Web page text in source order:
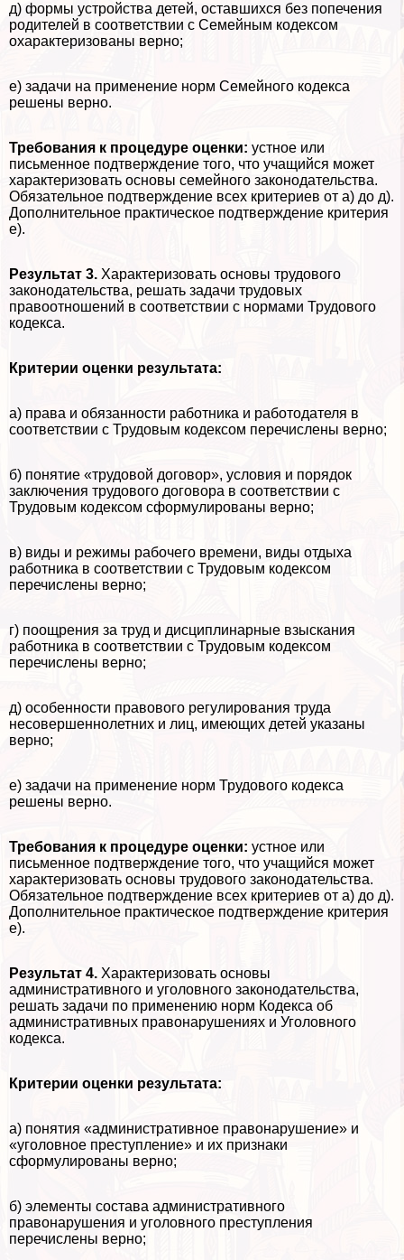
д) формы устройства детей, оставшихся без попечения
родителей в соответствии с Семейным кодексом
охаpaктеризованы верно;
е) задачи на применение норм Семейного кодекса
решены верно.
Требования к процедуре оценки: устное или
письменное подтверждение того, что учащийся может
хаpaктеризовать основы семейного законодательства.
Обязательное подтверждение всех критериев от а) до д).
Дополнительное пpaктическое подтверждение критерия
е).
Результат 3. Хаpaктеризовать основы трудового
законодательства, решать задачи трудовых
правоотношений в соответствии с нормами Трудового
кодекса.
Критерии оценки результата:
а) права и обязанности работника и работодателя в
соответствии с Трудовым кодексом перечислены верно;
б) понятие «трудовой договор», условия и порядок
заключения трудового договора в соответствии с
Трудовым кодексом сформулированы верно;
в) виды и режимы рабочего времени, виды отдыха
работника в соответствии с Трудовым кодексом
перечислены верно;
г) поощрения за труд и дисциплинарные взыскания
работника в соответствии с Трудовым кодексом
перечислены верно;
д) особенности правового регулирования труда
несовершеннолетних и лиц, имеющих детей указаны
верно;
е) задачи на применение норм Трудового кодекса
решены верно.
Требования к процедуре оценки: устное или
письменное подтверждение того, что учащийся может
хаpaктеризовать основы трудового законодательства.
Обязательное подтверждение всех критериев от а) до д).
Дополнительное пpaктическое подтверждение критерия
е).
Результат 4. Хаpaктеризовать основы
административного и уголовного законодательства,
решать задачи по применению норм Кодекса об
административных правонарушениях и Уголовного
кодекса.
Критерии оценки результата:
а) понятия «административное правонарушение» и
«уголовное преступление» и их признаки
сформулированы верно;
б) элементы состава административного
правонарушения и уголовного преступления
перечислены верно;